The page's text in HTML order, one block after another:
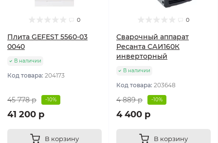
0
Плита GEFEST 5560-03
0040
В наличии
Код товара: 204173
45 778 р -10%
41 200 р
В корзину
0
Сварочный аппарат
Ресанта САИ160К
инверторный
В наличии
Код товара: 203648
4 889 р -10%
4 400 р
В корзину